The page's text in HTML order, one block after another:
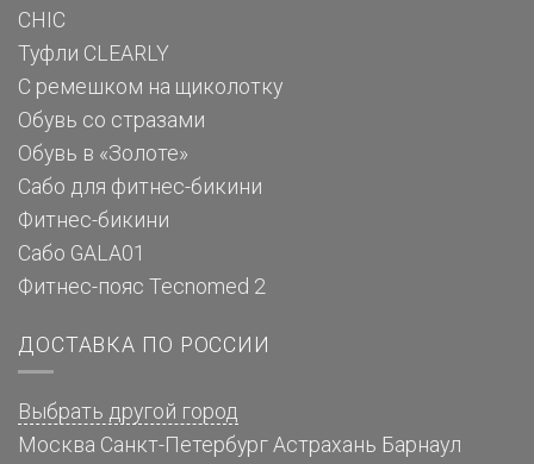
CHIC
Туфли CLEARLY
С ремешком на щиколотку
Обувь со стразами
Обувь в «Золоте»
Сабо для фитнес-бикини
Фитнес-бикини
Сабо GALA01
Фитнес-пояс Tecnomed 2
ДОСТАВКА ПО РОССИИ
Выбрать другой город
Москва Санкт-Петербург Астрахань Барнаул